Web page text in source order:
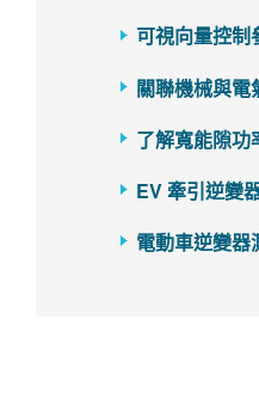
可視向量控制
關聯機械與電
了解寬能隙功
EV 牽引逆變
電動車逆變器